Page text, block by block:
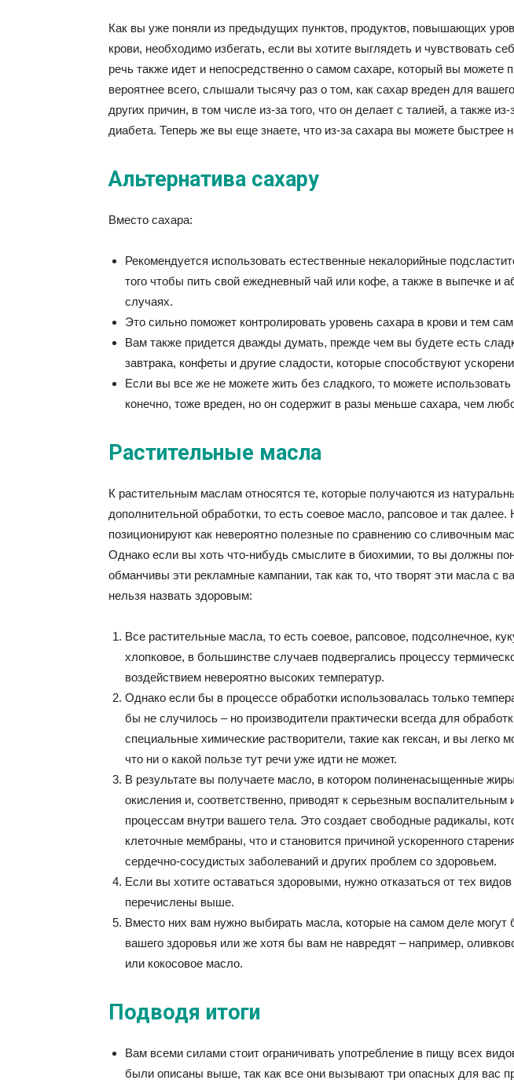
Как вы уже поняли из предыдущих пунктов, продуктов, повышающих
крови, необходимо избегать, если вы хотите выглядеть и чувствовать
речь также идет и непосредственно о самом сахаре, который вы можете
вероятнее всего, слышали тысячу раз о том, как сахар вреден для
других причин, в том числе из-за того, что он делает с талией, а также
диабета. Теперь же вы еще знаете, что из-за сахара вы можете быстрее
Альтернатива сахару
Вместо сахара:
Рекомендуется использовать естественные некалорийные
того чтобы пить свой ежедневный чай или кофе, а также в выпечке и
случаях.
Это сильно поможет контролировать уровень сахара в крови и тем
Вам также придется дважды думать, прежде чем вы будете есть
завтрака, конфеты и другие сладости, которые способствуют
Если вы все же не можете жить без сладкого, то можете использовать
конечно, тоже вреден, но он содержит в разы меньше сахара, чем
Растительные масла
К растительным маслам относятся те, которые получаются из
дополнительной обработки, то есть соевое масло, рапсовое и так
позиционируют как невероятно полезные по сравнению со сливочным
Однако если вы хоть что-нибудь смыслите в биохимии, то вы должны
обманчивы эти рекламные кампании, так как то, что творят эти масла с
нельзя назвать здоровым:
Все растительные масла, то есть соевое, рапсовое, подсолнечное,
хлопковое, в большинстве случаев подвергались процессу
воздействием невероятно высоких температур.
Однако если бы в процессе обработки использовалась только
бы не случилось – но производители практически всегда для
специальные химические растворители, такие как гексан, и вы легко
что ни о какой пользе тут речи уже идти не может.
В результате вы получаете масло, в котором полиненасыщенные
окисления и, соответственно, приводят к серьезным воспалительным
процессам внутри вашего тела. Это создает свободные радикалы,
клеточные мембраны, что и становится причиной ускоренного
сердечно-сосудистых заболеваний и других проблем со здоровьем.
Если вы хотите оставаться здоровыми, нужно отказаться от тех
перечислены выше.
Вместо них вам нужно выбирать масла, которые на самом деле
вашего здоровья или же хотя бы вам не навредят – например,
или кокосовое масло.
Подводя итоги
Вам всеми силами стоит ограничивать употребление в пищу всех
были описаны выше, так как все они вызывают три опасных для вас